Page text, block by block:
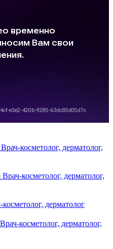
Врач-косметолог, дерматолог,
Врач-косметолог, дерматолог,
косметолог, дерматолог
Врач-косметолог, дерматолог,